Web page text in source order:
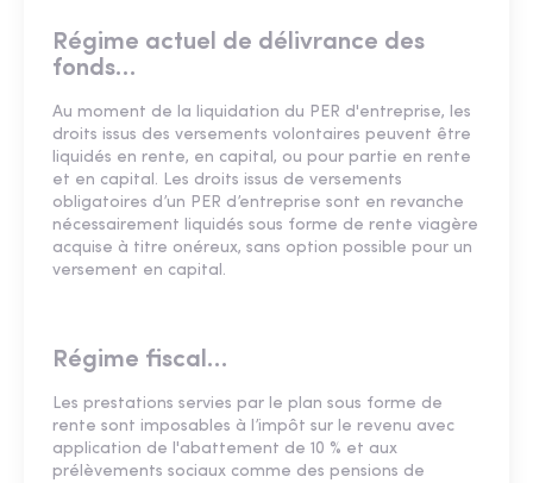
Régime actuel de délivrance des
fonds…
Au moment de la liquidation du PER d'entreprise, les
droits issus des versements volontaires peuvent être
liquidés en rente, en capital, ou pour partie en rente
et en capital. Les droits issus de versements
obligatoires d’un PER d’entreprise sont en revanche
nécessairement liquidés sous forme de rente viagère
acquise à titre onéreux, sans option possible pour un
versement en capital.
Régime fiscal…
Les prestations servies par le plan sous forme de
rente sont imposables à l’impôt sur le revenu avec
application de l'abattement de 10 % et aux
prélèvements sociaux comme des pensions de